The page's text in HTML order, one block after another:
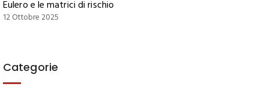
Eulero e le matrici di rischio
12 Ottobre 2025
Categorie